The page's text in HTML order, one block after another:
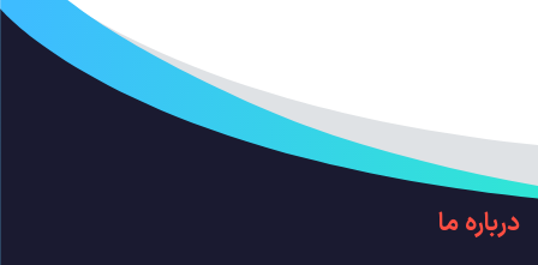
درباره ما